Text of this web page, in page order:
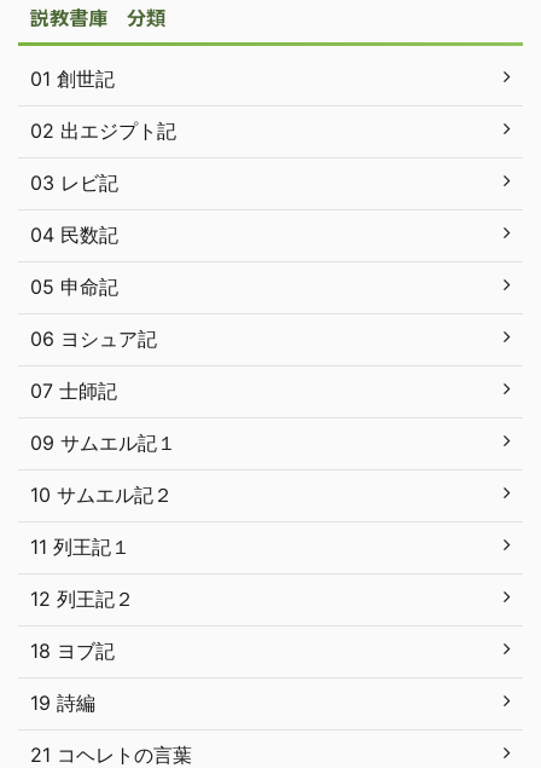
説教書庫 分類
01 創世記
02 出エジプト記
03 レビ記
04 民数記
05 申命記
06 ヨシュア記
07 士師記
09 サムエル記１
10 サムエル記２
11 列王記１
12 列王記２
18 ヨブ記
19 詩編
21 コヘレトの言葉